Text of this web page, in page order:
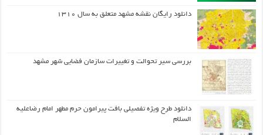
دانلود رایگان نقشه مشهد متعلق به سال ۱۳۱۰
بررسی سیر تحوالت و تغییرات سازمان فضایی شهر مشهد
دانلود طرح ويژه تفصيلي بافت پيرامون حرم مطهر امام رضاعليه
السلام